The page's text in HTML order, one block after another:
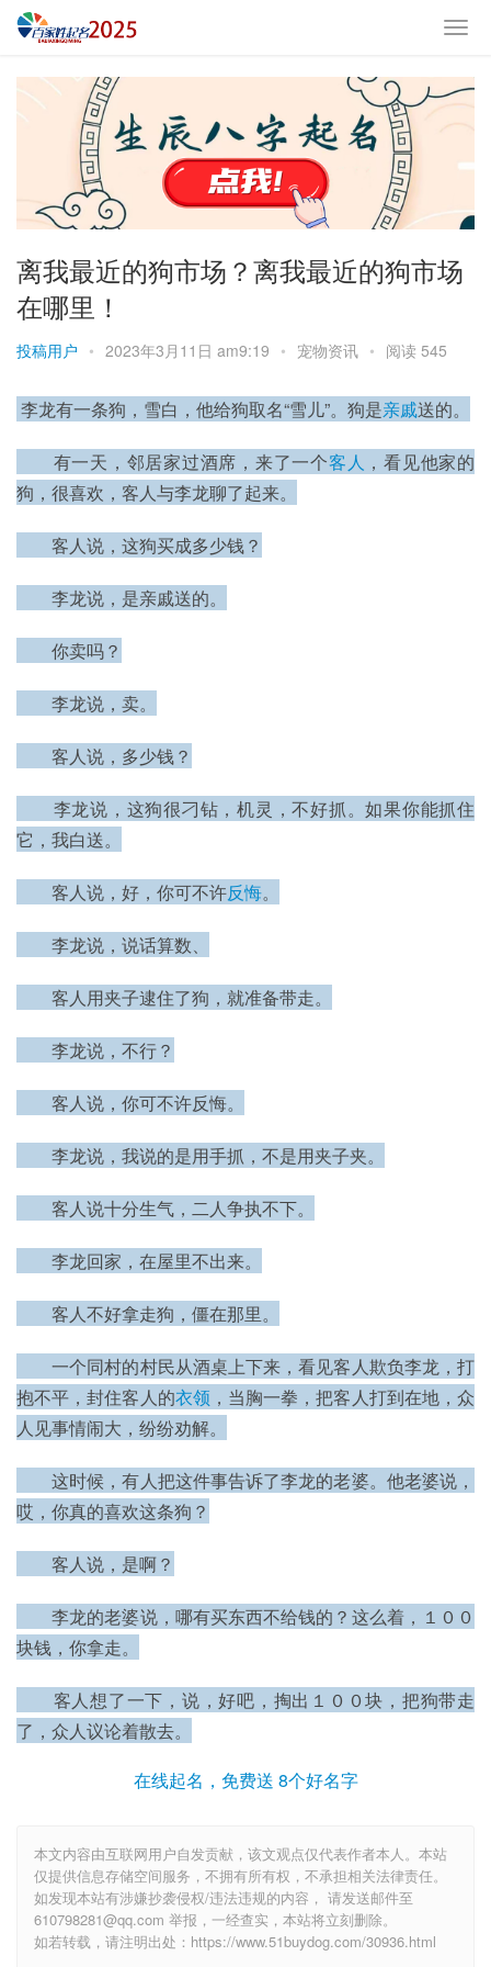
离我最近的狗市场？离我最近的狗市场
在哪里！
投稿用户 • 2023年3月11日 am9:19 • 宠物资讯 • 阅读 545
李龙有一条狗，雪白，他给狗取名“雪儿”。狗是亲戚送的。
有一天，邻居家过酒席，来了一个客人 ，看见他家的
狗，很喜欢，客人与李龙聊了起来。
客人说，这狗买成多少钱？
李龙说，是亲戚送的。
你卖吗？
李龙说，卖。
客人说，多少钱？
李龙说，这狗很刁钻，机灵，不好抓。如果你能抓住
它，我白送。
客人说，好，你可不许反悔。
李龙说，说话算数、
客人用夹子逮住了狗，就准备带走。
李龙说，不行？
客人说，你可不许反悔。
李龙说，我说的是用手抓，不是用夹子夹。
客人说十分生气，二人争执不下。
李龙回家，在屋里不出来。
客人不好拿走狗，僵在那里。
一个同村的村民从酒桌上下来，看见客人欺负李龙，打
抱不平，封住客人的衣领 ，当胸一拳，把客人打到在地，众
人见事情闹大，纷纷劝解。
这时候，有人把这件事告诉了李龙的老婆。他老婆说，
哎，你真的喜欢这条狗？
客人说，是啊？
李龙的老婆说，哪有买东西不给钱的？这么着，１００
块钱，你拿走。
客人想了一下，说，好吧，掏出１００块，把狗带走
了，众人议论着散去。
在线起名，免费送 8个好名字
本文内容由互联网用户自发贡献，该文观点仅代表作者本人。本站
仅提供信息存储空间服务，不拥有所有权，不承担相关法律责任。
如发现本站有涉嫌抄袭侵权/违法违规的内容， 请发送邮件至
610798281@qq.com 举报，一经查实，本站将立刻删除。
如若转载，请注明出处：https://www.51buydog.com/30936.html